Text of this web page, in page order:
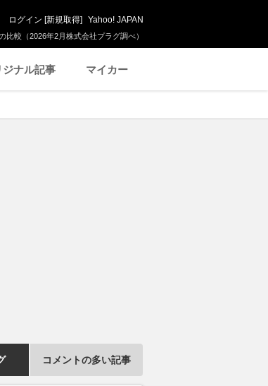
較（2026年2月株式会社プラグ調べ）
ログイン [新規取得] Yahoo! JAPAN
ジナル記事 マイカー
コメントの多い記事